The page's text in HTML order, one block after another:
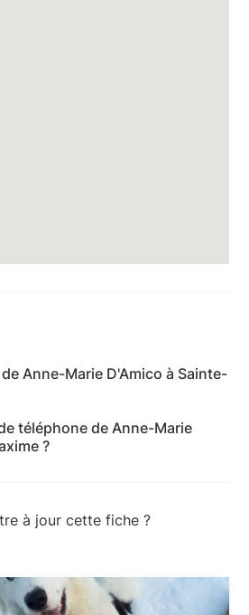
Anne-Marie D'Amico à Sainte-
83120 Sainte-Maxime - Var
téléphone de Anne-Marie
?
à jour cette fiche ?